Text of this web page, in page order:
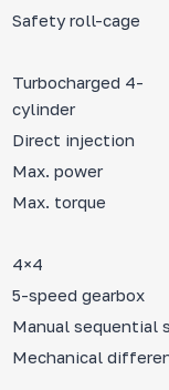
Safety roll-cage
Turbocharged 4-
cylinder
Direct injection
Max. power
Max. torque
4×4
5-speed gearbox
Manual sequential
Mechanical